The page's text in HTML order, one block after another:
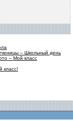
– Школьный день
– Мой класс
класс!